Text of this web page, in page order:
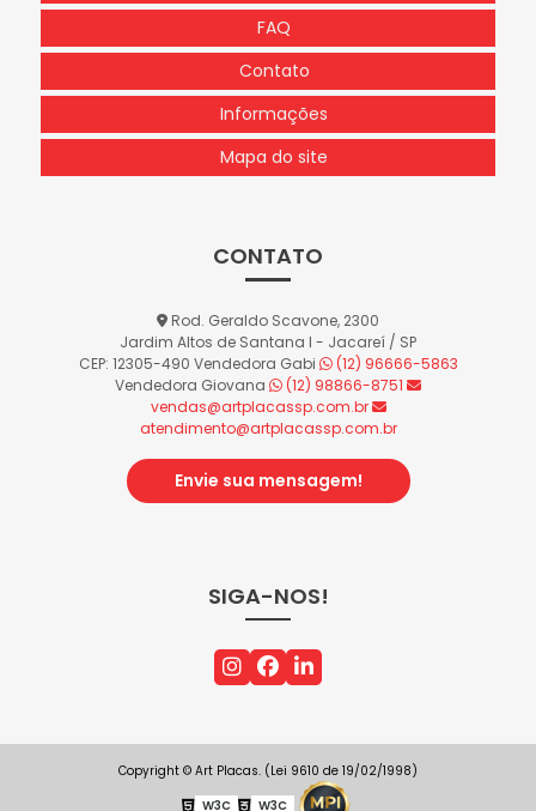
FAQ
Contato
Informações
Mapa do site
CONTATO
Rod. Geraldo Scavone, 2300
Jardim Altos de Santana I - Jacareí / SP
CEP: 12305-490 Vendedora Gabi
(12) 96666-5863
Vendedora Giovana
(12) 98866-8751
vendas@artplacassp.com.br
atendimento@artplacassp.com.br
Envie sua mensagem!
SIGA-NOS!
Copyright © Art Placas. (Lei 9610 de 19/02/1998)
W3C
W3C